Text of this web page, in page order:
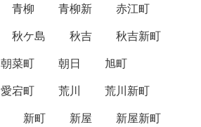
青柳 青柳新
赤江町
秋ケ島 秋吉
秋吉新町
朝菜町 朝日
旭町
愛宕町 荒川
荒川新町
新町 新屋
新屋新町